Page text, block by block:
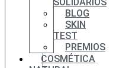
BLOG
SKIN
TEST
PREMIOS
COSMÉTICA